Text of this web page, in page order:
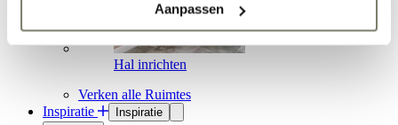
Aanpassen
Hal inrichten
Verken alle Ruimtes
Inspiratie
Inspiratie